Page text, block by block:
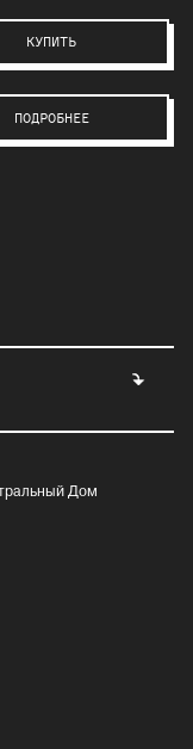
КУПИТЬ
ПОДРОБНЕЕ
Дом